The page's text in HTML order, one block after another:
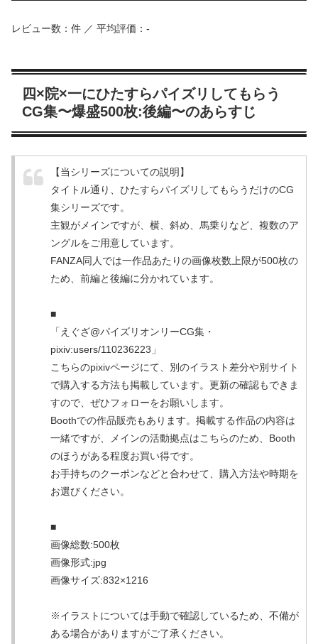
レビュー数：件 ／ 平均評価：-
四×院×一にひたすらパイズリしてもらう
CG集〜爆盛500枚:後編〜のあらすじ
【当シリーズについての説明】
タイトル通り、ひたすらパイズリしてもらうだけのCG
集シリーズです。
主観がメインですが、横、斜め、馬乗りなど、複数のア
ングルをご用意しています。
FANZA同人では一作品あたりの画像枚数上限が500枚の
ため、前編と後編に分かれています。
■
「えぐざ@パイズリオンリーCG集・
pixiv:users/110236223」
こちらのpixivページにて、別のイラスト差分や別サイト
で購入する方法も掲載しています。更新の確認もできま
すので、ぜひフォローをお願いします。
Boothでの作品販売もあります。掲載する作品の内容は
一緒ですが、メインの活動拠点はこちらのため、Booth
のほうがある程度お買い得です。
お手持ちのクーポンなどと合わせて、購入方法や時期を
お選びください。
■
画像総数:500枚
画像形式:jpg
画像サイズ:832×1216
※イラストについては手動で確認しているため、不備が
ある場合がありますがご了承ください。